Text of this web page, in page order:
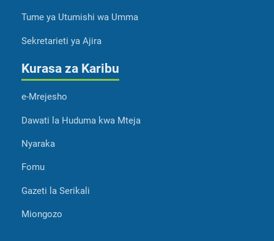
Tume ya Utumishi wa Umma
Sekretarieti ya Ajira
Kurasa za Karibu
e-Mrejesho
Dawati la Huduma kwa Mteja
Nyaraka
Fomu
Gazeti la Serikali
Miongozo